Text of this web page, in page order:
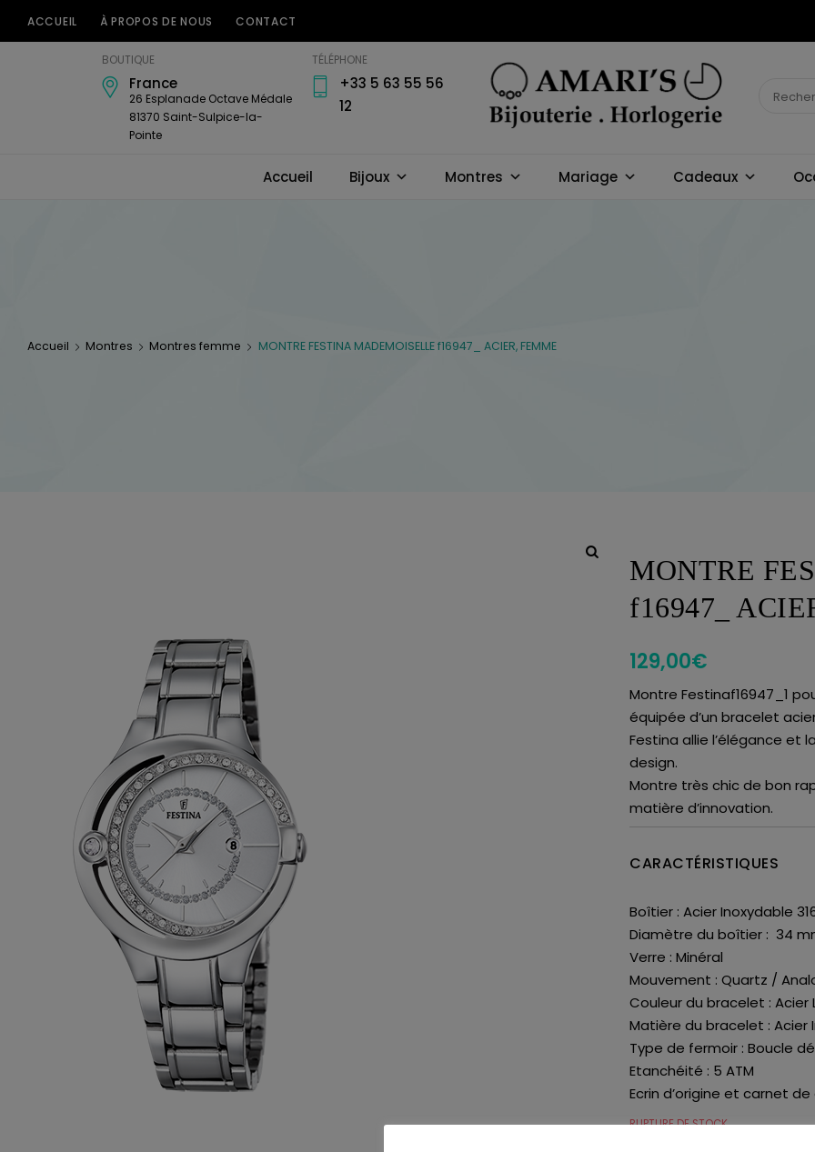
ACCUEIL À PROPOS DE NOUS CONTACT
BOUTIQUE
France
26 Esplanade Octave Médale
81370 Saint-Sulpice-la-
Pointe
TÉLÉPHONE
+33 5 63 55 56
12
BIJOUTERIE
Accueil Bijoux Montres Mariage Cadeaux
Accueil Montres Montres femme MONTRE FESTINA MADEMOISELLE f16947_ ACIER, FEMME
MONTRE
f16947_
129,00€
Montre Festinaf16947_1
équipée d’un bracelet
Festina allie l’élégance et
design.
Montre très chic de bon
matière d’innovation.
CARACTÉRISTIQUES
Boîtier : Acier Inoxydable
Diamètre du boîtier : 34
Verre : Minéral
Mouvement : Quartz /
Couleur du bracelet : Acier
Matière du bracelet : Acier
Type de fermoir : Boucle
Etanchéité : 5 ATM
Ecrin d’origine et carnet
RUPTURE DE STOCK